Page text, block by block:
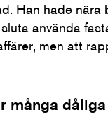
Han hade nära
använda
men att
många